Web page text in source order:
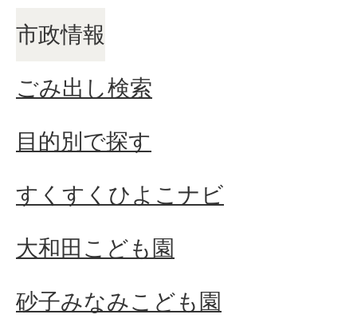
市政情報
ごみ出し検索
目的別で探す
すくすくひよこナビ
大和田こども園
砂子みなみこども園